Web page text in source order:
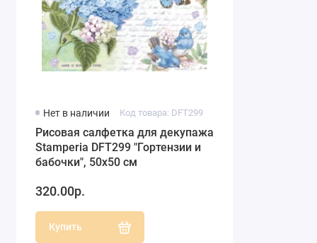
Нет в наличии Код товара: DFT299
Рисовая салфетка для декупажа
Stamperia DFT299 "Гортензии и
бабочки", 50х50 см
320.00р.
Купить